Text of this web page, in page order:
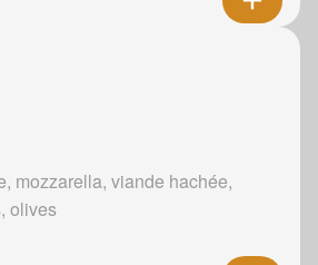
mozzarella, viande hachée,
olives